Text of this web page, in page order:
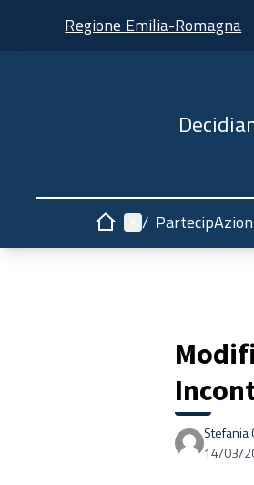
Regione Emilia-Romagna
HomeMenù principale
/
Stefania
14/03/